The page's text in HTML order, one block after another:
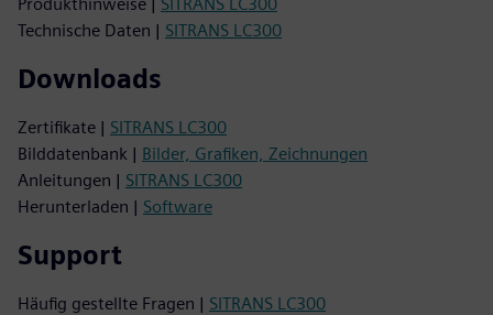
Technische Daten | SITRANS LC300
Downloads
Zertifikate | SITRANS LC300
Bilddatenbank | Bilder, Grafiken, Zeichnungen
Anleitungen | SITRANS LC300
Herunterladen | Software
Support
Häufig gestellte Fragen | SITRANS LC300